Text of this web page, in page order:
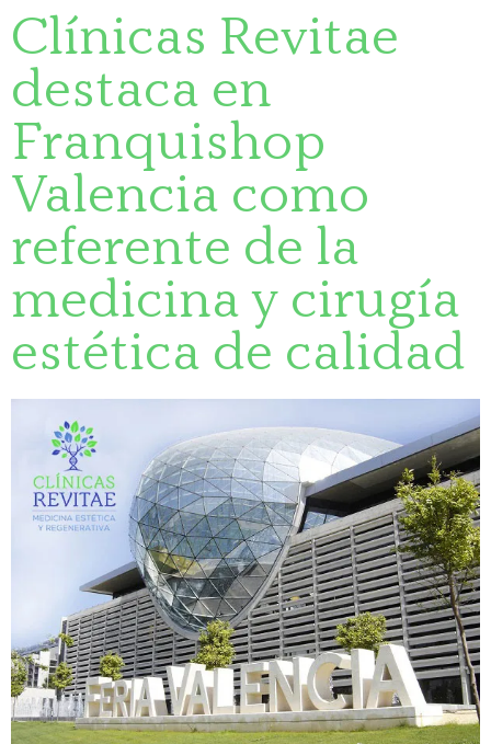
Clínicas Revitae
destaca en
Franquishop
Valencia como
referente de la
medicina y cirugía
estética de calidad